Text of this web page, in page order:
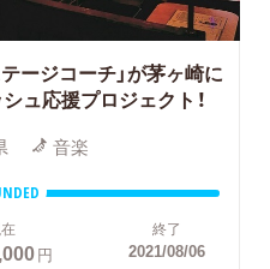
ージコーチ」が茅ヶ崎に
ュ応援プロジェクト！
音楽
円
終了
2021/08/06